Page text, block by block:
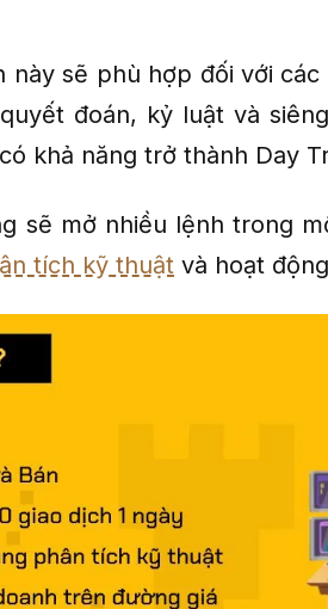
này sẽ phù hợp đối với
đoán, kỷ luật và
khả năng trở thành Day
sẽ mở nhiều lệnh trong
tích kỹ thuật và hoạt